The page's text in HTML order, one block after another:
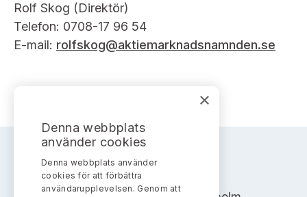
Rolf Skog (Direktör)
Telefon: 0708-17 96 54
E-mail: rolfskog@aktiemarknadsnamnden.se
AKTIEMARKNADSNÄMNDEN
×
Denna webbplats
använder cookies
Denna webbplats använder
cookies för att förbättra
användarupplevelsen. Genom att